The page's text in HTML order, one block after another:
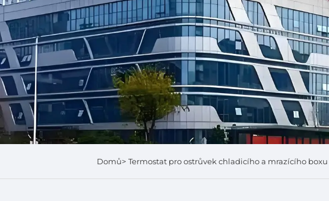
Domů> Termostat pro ostrůvek chladicího a mrazícího boxu